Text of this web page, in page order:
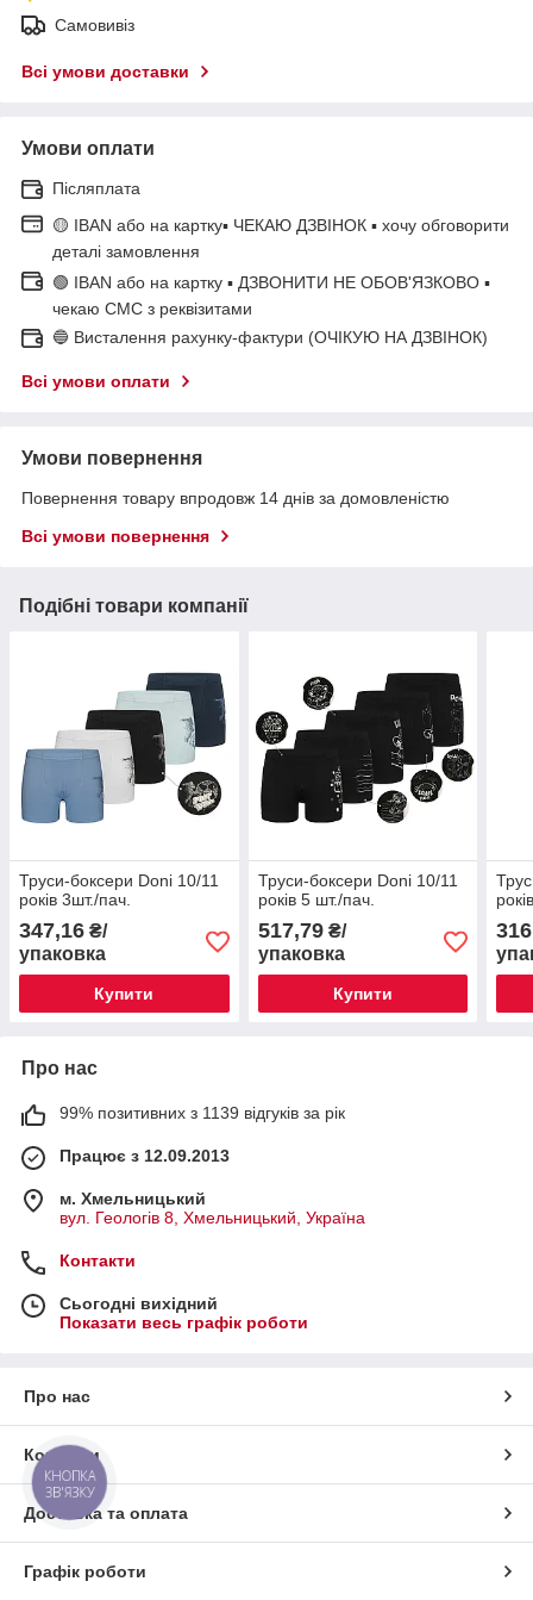
Самовивіз
Всі умови доставки
Умови оплати
Післяплата
🟡 IBAN або на картку▪ ЧЕКАЮ ДЗВІНОК ▪ хочу обговорити
деталі замовлення
🟢 IBAN або на картку ▪ ДЗВОНИТИ НЕ ОБОВ'ЯЗКОВО ▪
чекаю СМС з реквізитами
🔵 Висталення рахунку-фактури (ОЧІКУЮ НА ДЗВІНОК)
Всі умови оплати
Умови повернення
Повернення товару впродовж 14 днів за домовленістю
Всі умови повернення
Подібні товари компанії
Труси-боксери Doni 10/11
років 3шт./пач.
347,16 ₴/
упаковка
Купити
Труси-боксери Doni 10/11
років 5 шт./пач.
517,79₴/
упаковка
Купити
Про нас
99% позитивних з 1139 відгуків за рік
Працює з 12.09.2013
м. Хмельницький
вул. Геологів 8, Хмельницький, Україна
Контакти
Сьогодні вихідний
Показати весь графік роботи
Про нас
Контакти
Доставка та оплата
Графік роботи
КНОПКА
ЗВ'ЯЗКУ